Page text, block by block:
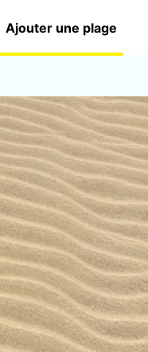
Ajouter une plage